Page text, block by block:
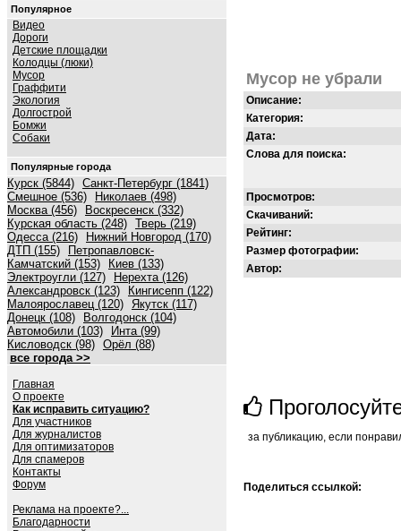
Популярное
Видео
Дороги
Детские площадки
Колодцы (люки)
Мусор
Граффити
Экология
Долгострой
Бомжи
Собаки
Популярные города
Курск (5844) Санкт-Петербург (1841)
Смешное (536)
Николаев (498)
Москва (456)
Воскресенск (332)
Курская область (248) Тверь (219)
Одесса (216)
Нижний Новгород (170)
ДТП (155)
Петропавловск-
Камчатский (153)
Киев (133)
Электроугли (127)
Нерехта (126)
Александровск (123)
Кингисепп (122)
Малоярославец (120) Якутск (117)
Донецк (108)
Волгодонск (104)
Автомобили (103)
Инта (99)
Кисловодск (98) Орёл (88)
все города >>
Главная
О проекте
Как исправить ситуацию?
Для участников
Для журналистов
Для оптимизаторов
Для спамеров
Контакты
Форум
Реклама на проекте?...
Благодарности
Мусор не убрали
Описание:
Категория:
Дата:
Слова для поиска:
Просмотров:
Скачиваний:
Рейтинг:
Размер фотографии:
Автор:
за публикацию, если
Поделиться ссылкой: